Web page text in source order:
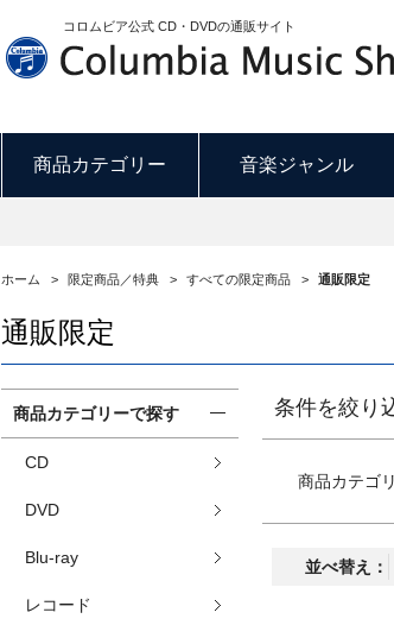
コロムビア公式 CD・DVDの通販サイト
商品カテゴリー 音楽ジャンル
ホーム > 限定商品／特典 > すべての限定商品 > 通販限定
通販限定
条件を絞り
商品カテゴ
並べ替え：
商品カテゴリーで探す
CD
DVD
Blu-ray
レコード